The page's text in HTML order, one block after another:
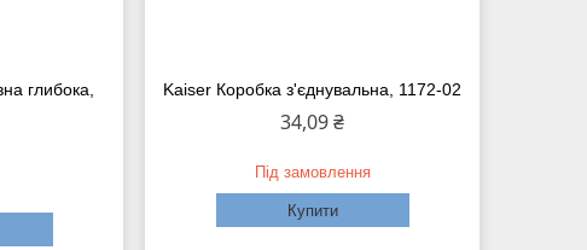
глибока,
Kaiser Коробка з'єднувальна, 1172-02
34,09 ₴
Під замовлення
Купити